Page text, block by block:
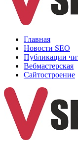
Главная
Новости SEO
Публикации
Вебмастерская
Сайтостроение